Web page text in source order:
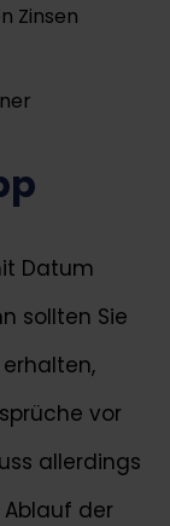
Zinsen
Datum
sollten Sie
vor
allerdings
der